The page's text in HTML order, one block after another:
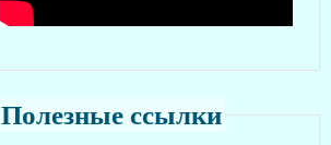
Полезные ссылки